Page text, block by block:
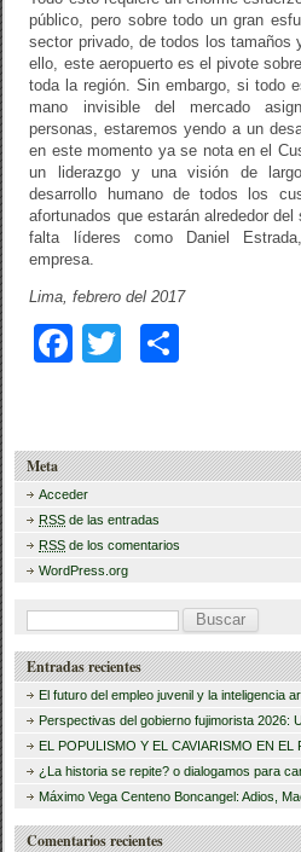
público, pero sobre todo un gran
sector privado, de todos los tamaños
ello, este aeropuerto es el pivote
toda la región. Sin embargo, si todo
mano invisible del mercado
personas, estaremos yendo a un
en este momento ya se nota en el
un liderazgo y una visión de
desarrollo humano de todos los
afortunados que estarán alrededor
falta líderes como Daniel
empresa.
Lima, febrero del 2017
F
e
b
o
o
k
T
er p
tir
Meta
Acceder
RSS de las entradas
RSS de los comentarios
WordPress.org
B
u
s
c
a
r
Entradas recientes
El futuro del empleo juvenil y la inteligencia
Perspectivas del gobierno fujimorista 2026:
EL POPULISMO Y EL CAVIARISMO EN EL
¿La historia se repite? o dialogamos para
Máximo Vega Centeno Boncangel: Adios,
Comentarios recientes